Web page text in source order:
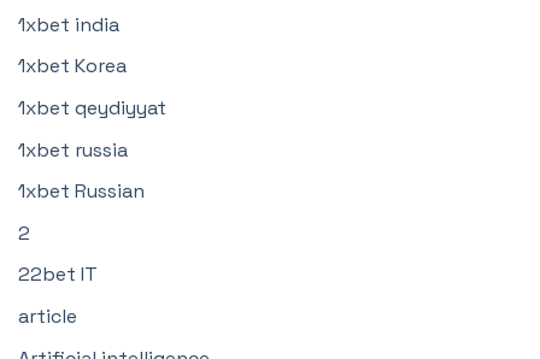
1xbet india
1xbet Korea
1xbet qeydiyyat
1xbet russia
1xbet Russian
2
22bet IT
article